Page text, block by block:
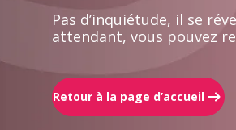
Pas d’inquiétude, il se
attendant, vous pouvez
Retour à la page d’accueil